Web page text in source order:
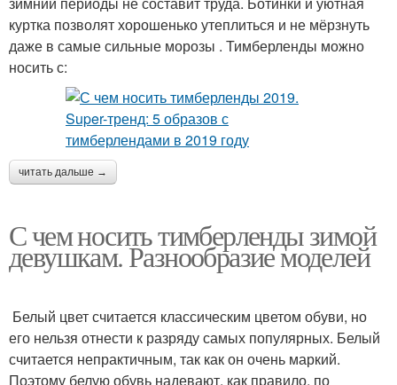
куртка позволят хорошенько утеплиться и не мёрзнуть
даже в самые сильные морозы . Тимберленды можно
носить с:
читать дальше →
С чем носить тимберленды зимой
девушкам. Разнообразие моделей
Белый цвет считается классическим цветом обуви, но
его нельзя отнести к разряду самых популярных. Белый
считается непрактичным, так как он очень маркий.
Поэтому белую обувь надевают, как правило, по